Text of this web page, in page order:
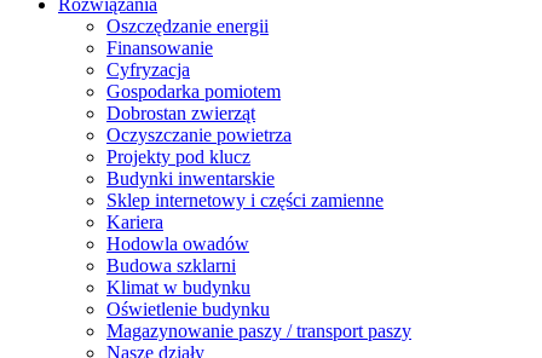
Rozwiązania
​Oszczędzanie energii
Finansowanie
Cyfryzacja
Gospodarka pomiotem
Dobrostan zwierząt
Oczyszczanie powietrza
Projekty pod klucz
Budynki inwentarskie
Sklep internetowy i części zamienne
Kariera
Hodowla owadów
Budowa szklarni
Klimat w budynku
Oświetlenie budynku
Magazynowanie paszy / transport paszy
Nasze działy